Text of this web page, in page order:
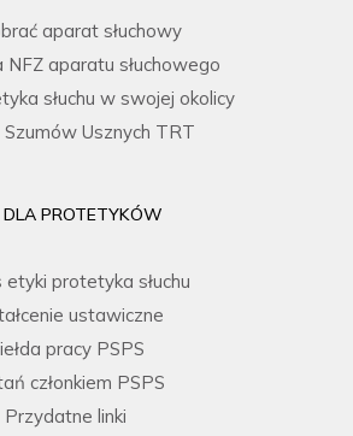
aparat słuchowy
NFZ aparatu słuchowego
słuchu w swojej okolicy
Usznych TRT
DLA PROTETYKÓW
etyki protetyka słuchu
ustawiczne
pracy PSPS
członkiem PSPS
Przydatne linki